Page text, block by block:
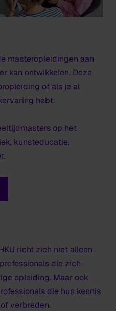
masteropleidingen aan
kan ontwikkelen. Deze
of als je al
hebt.
op het
kunsteducatie,
richt zich niet alleen
die zich
opleiding. Maar ook
die hun kennis
verbreden.